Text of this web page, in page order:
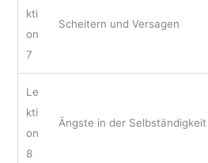
kti
on
7
Scheitern und Versagen
Le
kti
on
8
Ängste in der Selbständigkeit